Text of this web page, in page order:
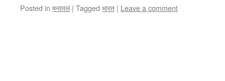
Posted in मनातलं | Tagged भारत | Leave a comment